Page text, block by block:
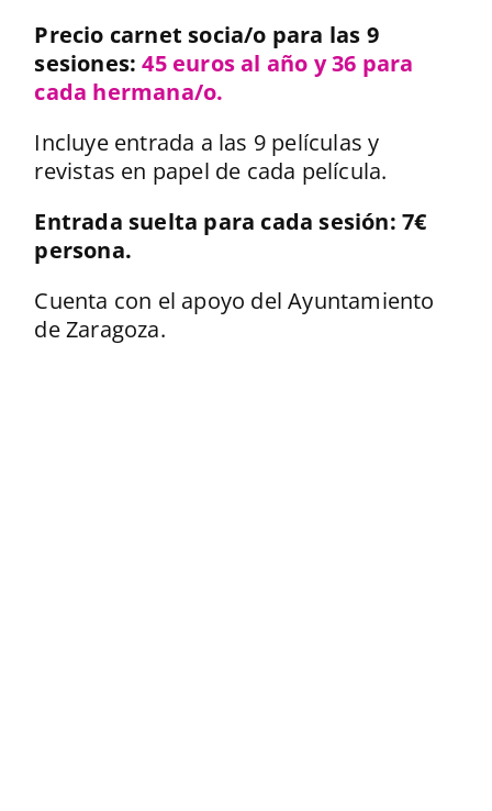
Precio carnet socia/o para las 9
sesiones:45 euros al año y 36 para
cada hermana/o.
Incluye entrada a las 9 películas y
revistas en papel de cada película.
Entrada suelta para cada sesión: 7€
persona.
Cuenta con el apoyo del Ayuntamiento
de Zaragoza.